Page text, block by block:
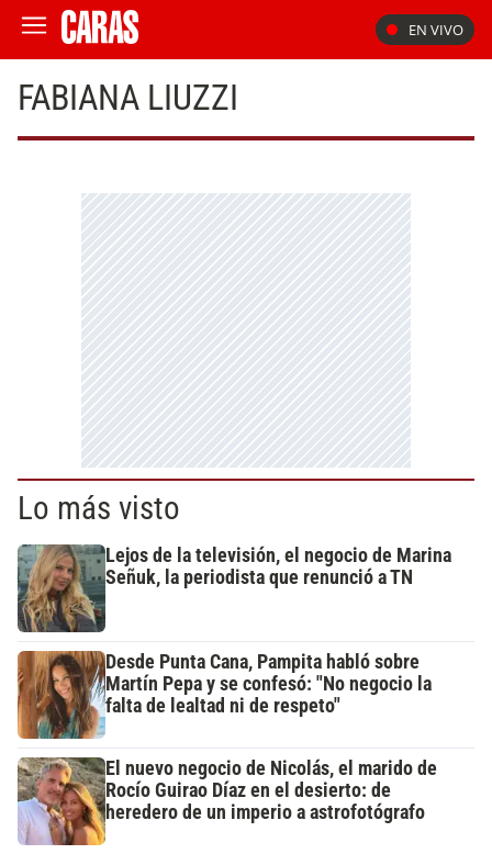
EN VIVO
FABIANA LIUZZI
Lo más visto
Lejos de la televisión, el negocio de Marina
Señuk, la periodista que renunció a TN
Desde Punta Cana, Pampita habló sobre
Martín Pepa y se confesó: "No negocio la
falta de lealtad ni de respeto"
El nuevo negocio de Nicolás, el marido de
Rocío Guirao Díaz en el desierto: de
heredero de un imperio a astrofotógrafo